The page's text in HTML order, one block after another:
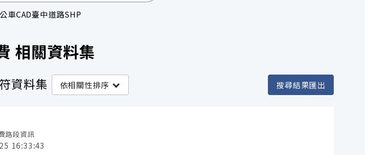
公車CAD臺中道路SHP
相關資料集
資料集 依相關性排序 搜尋結果匯出
路段資訊
16:33:43